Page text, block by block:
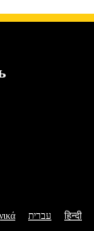
עברית हिन्दी